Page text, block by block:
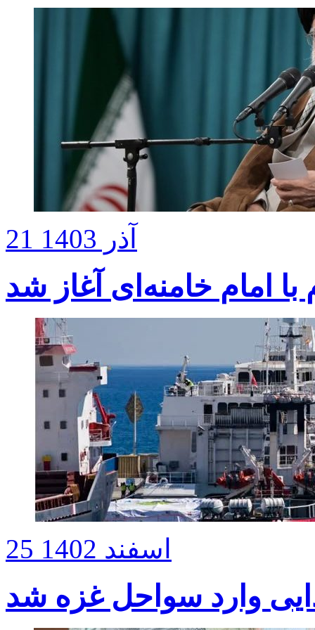
21 آذر 1403
امام خامنه‌ای آغاز شد
25 اسفند 1402
وارد سواحل غزه شد